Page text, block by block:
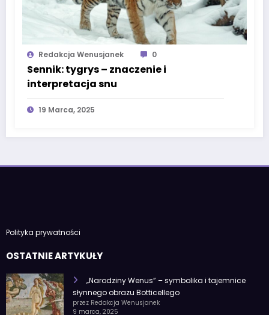
Redakcja Wenusjanek 0
Sennik: tygrys – znaczenie i
interpretacja snu
19 Marca, 2025
Polityka prywatności
OSTATNIE ARTYKUŁY
„Narodziny Wenus” – symbolika i tajemnice
słynnego obrazu Botticellego
przez Redakcja Wenusjanek
9 marca, 2025